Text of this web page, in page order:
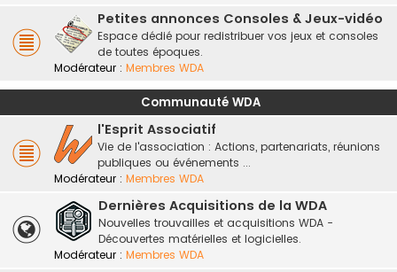
Petites annonces Consoles & Jeux-vidéo
Espace dédié pour redistribuer vos jeux et consoles
de toutes époques.
Modérateur : Membres WDA
Communauté WDA
l'Esprit Associatif
Vie de l'association : Actions, partenariats, réunions
publiques ou événements ...
Modérateur : Membres WDA
Dernières Acquisitions de la WDA
Nouvelles trouvailles et acquisitions WDA -
Découvertes matérielles et logicielles.
Modérateur : Membres WDA